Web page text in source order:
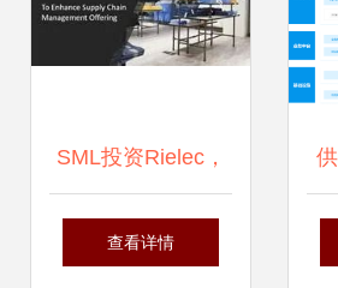
SML投资Rielec，
增强供应链管理产
查看详情